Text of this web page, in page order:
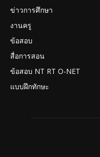
ข่าวการศึกษา
งานครู
ข้อสอบ
สื่อการสอน
ข้อสอบ NT RT O-NET
แบบฝึกทักษะ